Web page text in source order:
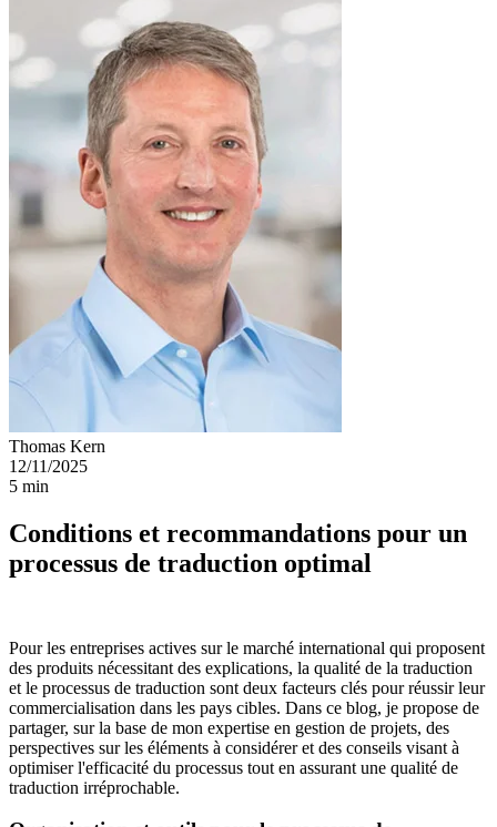
Thomas Kern
12/11/2025
5 min
Conditions et recommandations pour un
processus de traduction optimal
Pour les entreprises actives sur le marché international qui proposent
des produits nécessitant des explications, la qualité de la traduction
et le processus de traduction sont deux facteurs clés pour réussir leur
commercialisation dans les pays cibles. Dans ce blog, je propose de
partager, sur la base de mon expertise en gestion de projets, des
perspectives sur les éléments à considérer et des conseils visant à
optimiser l'efficacité du processus tout en assurant une qualité de
traduction irréprochable.